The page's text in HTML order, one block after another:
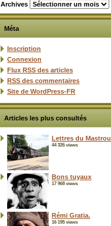
Archives
Méta
Inscription
Connexion
Flux RSS des articles
RSS des commentaires
Site de WordPress-FR
Articles les plus consultés
Lettres du Mastrou
44 326 views
Bons tuyaux
17 968 views
Rémi Gratia.
16 195 views